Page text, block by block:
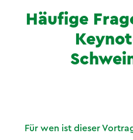
Häufige
Für wen ist dieser